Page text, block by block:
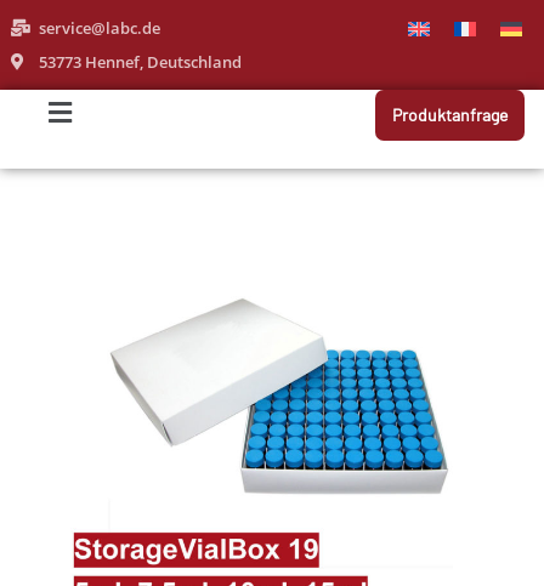
service@labc.de
53773 Hennef, Deutschland
Produktanfrage